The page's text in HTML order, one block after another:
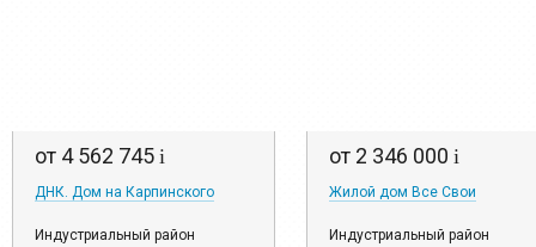
от 4 562 745 i
ДНК. Дом на Карпинского
Индустриальный район
от 2 346 000 i
Жилой дом Все Свои
Индустриальный район